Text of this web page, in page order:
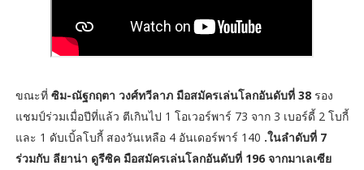
ขณะที่ ซิม-ณัฐกฤตา วงศ์ทวีลาภ มือสมัครเล่นโลกอันดับที่ 38 รอง
แชมป์ร่วมเมื่อปีที่แล้ว ตีเกินไป 1 โอเวอร์พาร์ 73 จาก 3 เบอร์ดี้ 2 โบกี้
และ 1 ดับเบิ้ลโบกี้ สองวันเหลือ 4 อันเดอร์พาร์ 140 .ในลำดับที่ 7
ร่วมกับ ลียาน่า ดูรีซิค มือสมัครเล่นโลกอันดับที่ 196 จากมาเลเซีย